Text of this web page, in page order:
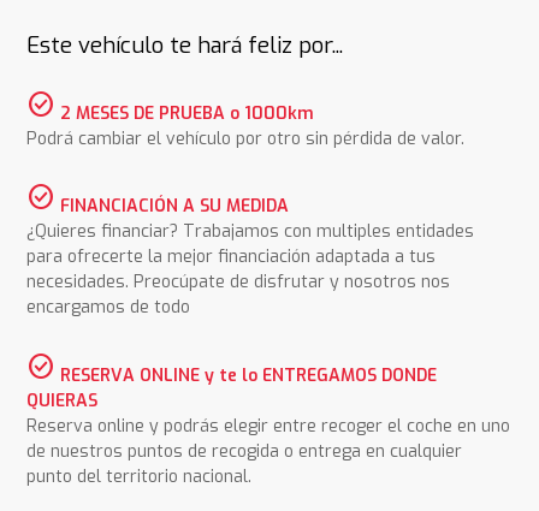
Este vehículo te hará feliz por...
check_circle 2 MESES DE PRUEBA o 1000km
Podrá cambiar el vehículo por otro sin pérdida de valor.
check_circle FINANCIACIÓN A SU MEDIDA
¿Quieres financiar? Trabajamos con multiples entidades
para ofrecerte la mejor financiación adaptada a tus
necesidades. Preocúpate de disfrutar y nosotros nos
encargamos de todo
check_circle RESERVA ONLINE y te lo ENTREGAMOS DONDE
QUIERAS
Reserva online y podrás elegir entre recoger el coche en uno
de nuestros puntos de recogida o entrega en cualquier
punto del territorio nacional.